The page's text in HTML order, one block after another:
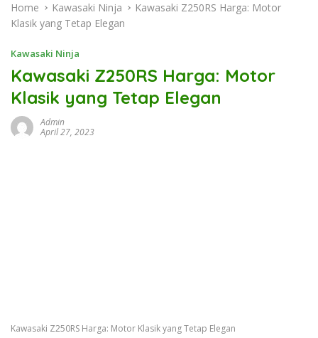
Home Kawasaki Ninja
Kawasaki Z250RS Harga: Motor
Klasik yang Tetap Elegan
Kawasaki Ninja
Kawasaki Z250RS Harga: Motor
Klasik yang Tetap Elegan
Admin
April 27, 2023
Kawasaki Z250RS Harga: Motor Klasik yang Tetap Elegan